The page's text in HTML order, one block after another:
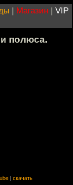
| Магазин | VIP
полюса.
скачать